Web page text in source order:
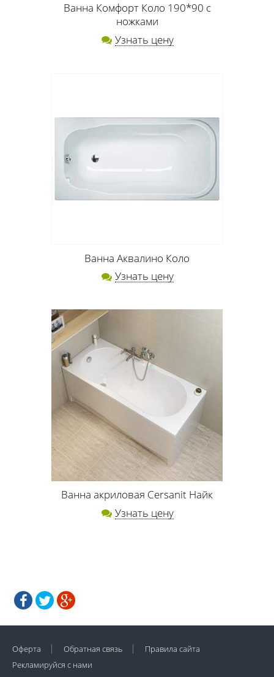
Ванна Комфорт Коло 190*90 с
ножками
Узнать цену
Ванна Аквалино Коло
Узнать цену
Ванна акриловая Cersanit Найк
Узнать цену
Оферта Обратная связь
Правила сайта
Рекламируйся с нами